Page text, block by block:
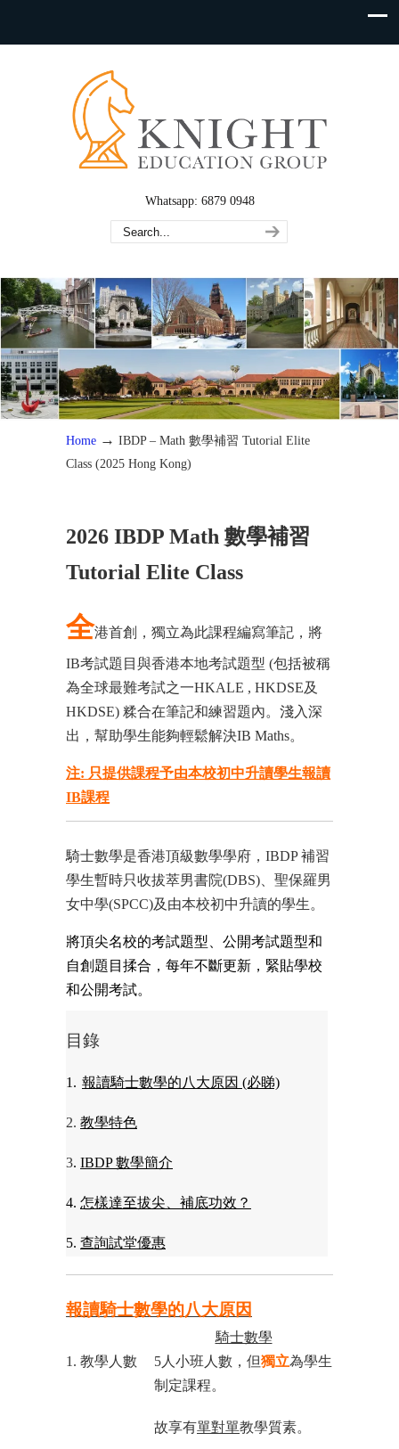
Whatsapp: 6879 0948
Home → IBDP – Math 數學補習 Tutorial Elite
Class (2025 Hong Kong)
2026 IBDP Math 數學補習
Tutorial Elite Class
全港首創，獨立為此課程編寫筆記，將
IB考試題目與香港本地考試題型 (包括被稱
為全球最難考試之一HKALE , HKDSE及
HKDSE) 糅合在筆記和練習題內。淺入深
出，幫助學生能夠輕鬆解決IB Maths。
注: 只提供課程予由本校初中升讀學生報讀
IB課程
騎士數學是香港頂級數學學府，IBDP 補習
學生暫時只收拔萃男書院(DBS)、聖保羅男
女中學(SPCC)及由本校初中升讀的學生。
將頂尖名校的考試題型、公開考試題型和
自創題目揉合，每年不斷更新，緊貼學校
和公開考試。
目錄
1. 報讀騎士數學的八大原因 (必睇)
2. 教學特色
3. IBDP 數學簡介
4. 怎樣達至拔尖、補底功效？
5. 查詢試堂優惠
報讀騎士數學的八大原因
騎士數學
1. 教學人數
5人小班人數，但獨立為學生
制定課程。
故享有單對單教學質素。